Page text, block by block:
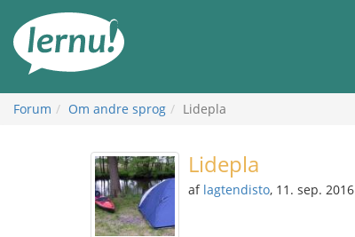
indholdet
Forum Om andre sprog Lidepla
Lidepla
af lagtendisto, 11. sep. 2016